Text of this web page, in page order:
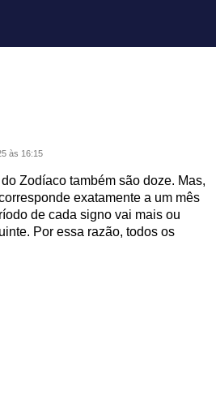
às 16:15
Zodíaco também são doze. Mas,
exatamente a um mês
de cada signo vai mais ou
Por essa razão, todos os